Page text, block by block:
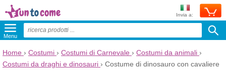
Invia a:
Menu
Home › Costumi › Costumi di Carnevale › Costumi da animali ›
Costumi da draghi e dinosauri › Costume di dinosauro con cavaliere